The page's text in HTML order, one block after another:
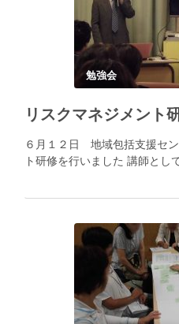
勉強会
リスクマネジメント
６月１２日 地域包括支援セ
ト研修を行いました 講師とし